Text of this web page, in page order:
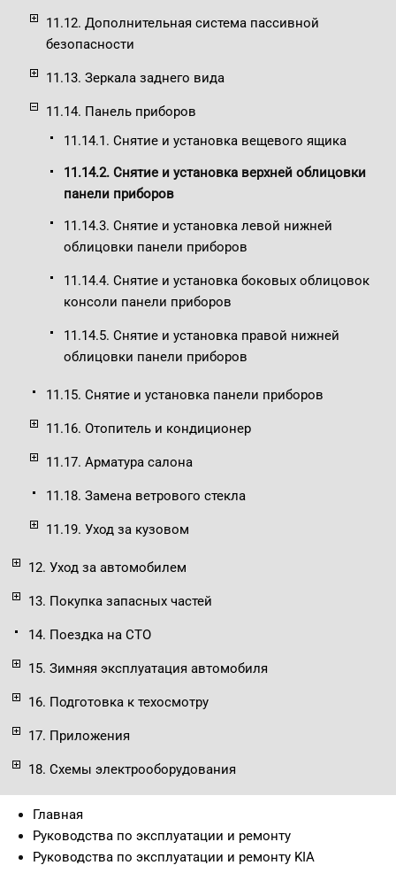
11.12. Дополнительная система пассивной
безопасности
11.13. Зеркала заднего вида
11.14. Панель приборов
11.14.1. Снятие и установка вещевого ящика
11.14.2. Снятие и установка верхней облицовки
панели приборов
11.14.3. Снятие и установка левой нижней
облицовки панели приборов
11.14.4. Снятие и установка боковых облицовок
консоли панели приборов
11.14.5. Снятие и установка правой нижней
облицовки панели приборов
11.15. Снятие и установка панели приборов
11.16. Отопитель и кондиционер
11.17. Арматура салона
11.18. Замена ветрового стекла
11.19. Уход за кузовом
12. Уход за автомобилем
13. Покупка запасных частей
14. Поездка на СТО
15. Зимняя эксплуатация автомобиля
16. Подготовка к техосмотру
17. Приложения
18. Схемы электрооборудования
Главная
Руководства по эксплуатации и ремонту
Руководства по эксплуатации и ремонту KIA